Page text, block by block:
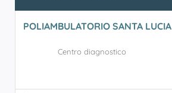
POLIAMBULATORIO SANTA LUCIA
Centro diagnostico